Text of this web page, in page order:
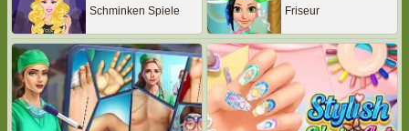
Schminken Spiele Friseur